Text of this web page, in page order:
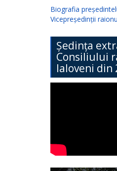
Biografia
Vicepreședinții
Ședința
Consiliului
Ialoveni din